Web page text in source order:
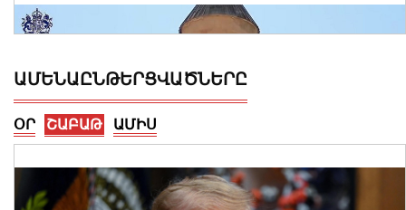
ԱՄԵՆԱԸՆԹԵՐՑՎԱԾՆԵՐԸ
ՕՐ ՇԱԲԱԹ ԱՄԻՍ